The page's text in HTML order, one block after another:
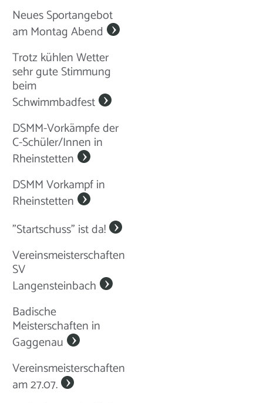
Neues Sportangebot
am Montag Abend
Trotz kühlen Wetter
sehr gute Stimmung
beim
Schwimmbadfest
DSMM-Vorkämpfe der
C-Schüler/Innen in
Rheinstetten
DSMM Vorkampf in
Rheinstetten
"Startschuss" ist da!
Vereinsmeisterschaften
SV
Langensteinbach
Badische
Meisterschaften in
Gaggenau
Vereinsmeisterschaften
am 27.07.